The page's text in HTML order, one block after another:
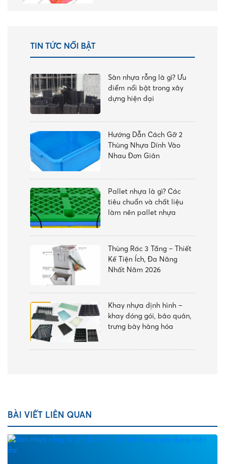
TIN TỨC NỔI BẬT
Sàn nhựa rỗng là gì? Ưu
điểm nổi bật trong xây
dựng hiện đại
Hướng Dẫn Cách Gỡ 2
Thùng Nhựa Dính Vào
Nhau Đơn Giản
Pallet nhựa là gì? Các
tiêu chuẩn và chất liệu
làm nên pallet nhựa
Thùng Rác 3 Tầng – Thiết
Kế Tiện Ích, Đa Năng
Nhất Năm 2026
Khay nhựa định hình –
khay đóng gói, bảo quản,
trưng bày hàng hóa
BÀI VIẾT LIÊN QUAN